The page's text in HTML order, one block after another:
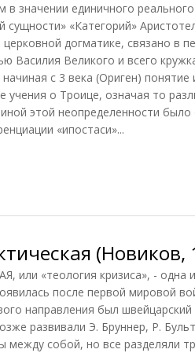
значении единичного
сущности» «Категорий»
догматике, связано в
Василия Великого и всего
с 3 века (Ориген) понятие
учения о Троице, означая то
этой неопределенности было
«ипостаси»...
(Новиков,
«теология кризиса», - одна
после первой мировой
направления был
развивали Э. Бруннер, Р.
между собой, но все разделяли